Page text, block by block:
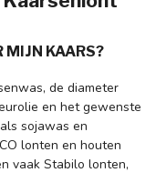
MIJN KAARS?
de diameter
en het gewenste
sojawas en
lonten en houten
vaak Stabilo lonten,